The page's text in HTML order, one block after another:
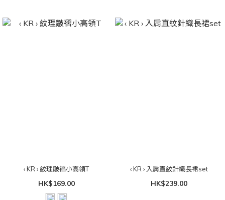
‹ KR › 紋理皺褶小高領T
HK$169.00
‹ KR › 入肩直紋針織長裙set
HK$239.00